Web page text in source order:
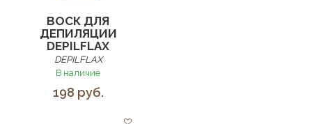
ВОСК ДЛЯ
ДЕПИЛЯЦИИ
DEPILFLAX
DEPILFLAX
В наличие
198 руб.